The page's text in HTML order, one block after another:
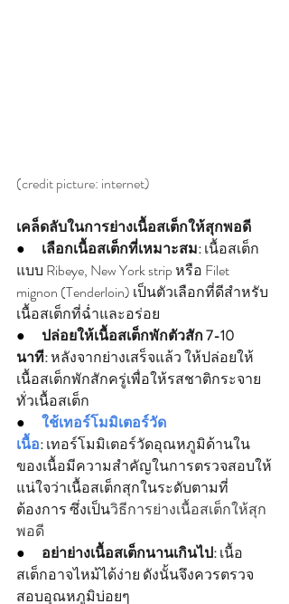
(credit picture: internet)
เคล็ดลับในการย่างเนื้อสเต็กให้สุกพอดี
● เลือกเนื้อสเต็กที่เหมาะสม: เนื้อสเต็ก
แบบ Ribeye, New York strip หรือ Filet
mignon (Tenderloin) เป็นตัวเลือกที่ดีสำหรับ
เนื้อสเต็กที่ฉ่ำและอร่อย
● ปล่อยให้เนื้อสเต็กพักตัวสัก 7-10
นาที: หลังจากย่างเสร็จแล้ว ให้ปล่อยให้
เนื้อสเต็กพักสักครู่เพื่อให้รสชาติกระจาย
ทั่วเนื้อสเต็ก
● ใช้เทอร์โมมิเตอร์วัด
เนื้อ: เทอร์โมมิเตอร์วัดอุณหภูมิด้านใน
ของเนื้อมีความสำคัญในการตรวจสอบให้
แน่ใจว่าเนื้อสเต็กสุกในระดับตามที่
ต้องการ ซึ่งเป็นวิธีการย่างเนื้อสเต็กให้สุก
พอดี
● อย่าย่างเนื้อสเต็กนานเกินไป: เนื้อ
สเต็กอาจไหม้ได้ง่าย ดังนั้นจึงควรตรวจ
สอบอุณหภูมิบ่อยๆ